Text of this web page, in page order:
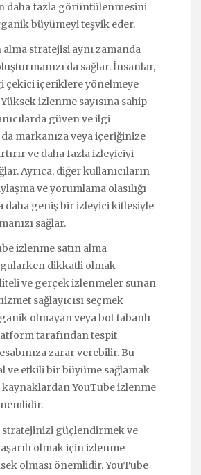
daha fazla görüntülenmesini
büyümeyi teşvik eder.
alma stratejisi aynı zamanda
da sağlar. İnsanlar,
çekici içeriklere yönelmeye
izlenme sayısına sahip
güven ve ilgi
da markanıza veya içeriğinize
ve daha fazla izleyiciyi
Ayrıca, diğer kullanıcıların
ve yorumlama olasılığı
daha geniş bir izleyici kitlesiyle
sağlar.
izlenme satın alma
dikkatli olmak
ve gerçek izlenmeler sunan
sağlayıcısı seçmek
olmayan veya bot tabanlı
tarafından tespit
zarar verebilir. Bu
ve etkili bir büyüme sağlamak
YouTube izlenme
stratejinizi güçlendirmek ve
olmak için izlenme
olması önemlidir. YouTube